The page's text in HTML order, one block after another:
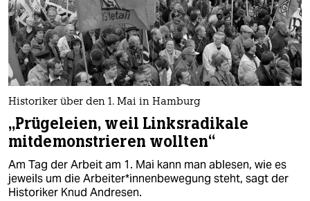
Historiker über den 1. Mai in Hamburg
„Prügeleien, weil Linksradikale
mitdemonstrieren wollten“
Am Tag der Arbeit am 1. Mai kann man ablesen, wie es
jeweils um die Ar­bei­te­r*in­nen­be­we­gung steht, sagt der
Historiker Knud Andresen.